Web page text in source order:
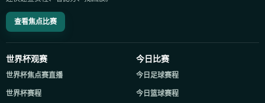
查看焦点比赛
世界杯观赛
世界杯焦点赛直播
世界杯赛程
今日比赛
今日足球赛程
今日篮球赛程